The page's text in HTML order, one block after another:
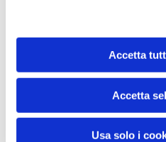
Accetta
Accetta
Usa solo i